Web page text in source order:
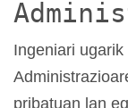
Ingeniari
pribatuan lan